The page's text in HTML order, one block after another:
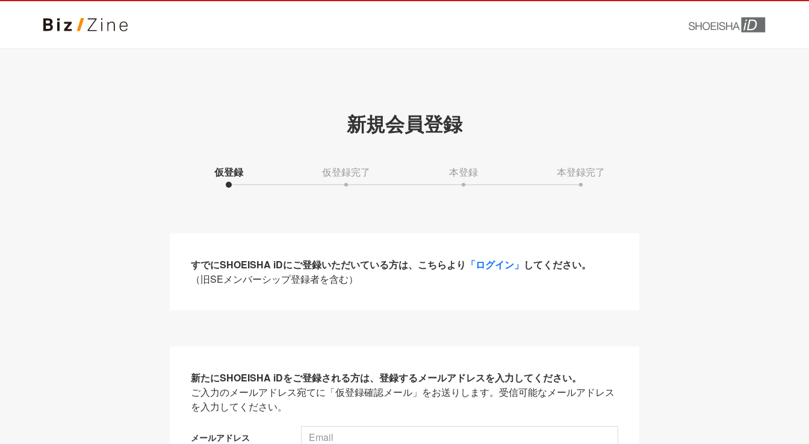
新規会員登録
仮登録 仮登録完了 本登録 本登録完了
すでにSHOEISHA iDにご登録いただいている方は、こちらより 「ログイン」 してください。
（旧SEメンバーシップ登録者を含む）
新たにSHOEISHA iDをご登録される方は、登録するメールアドレスを入力してください。
ご入力のメールアドレス宛てに「仮登録確認メール」をお送りします。受信可能なメールアドレス
を入力してください。
メールアドレス